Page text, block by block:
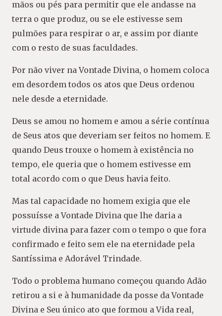
mãos ou pés para permitir que ele andasse na
terra o que produz, ou se ele estivesse sem
pulmões para respirar o ar, e assim por diante
com o resto de suas faculdades.
Por não viver na Vontade Divina, o homem coloca
em desordem todos os atos que Deus ordenou
nele desde a eternidade.
Deus se amou no homem e amou a série contínua
de Seus atos que deveriam ser feitos no homem. E
quando Deus trouxe o homem à existência no
tempo, ele queria que o homem estivesse em
total acordo com o que Deus havia feito.
Mas tal capacidade no homem exigia que ele
possuísse a Vontade Divina que lhe daria a
virtude divina para fazer com o tempo o que fora
confirmado e feito sem ele na eternidade pela
Santíssima e Adorável Trindade.
Todo o problema humano começou quando Adão
retirou a si e à humanidade da posse da Vontade
Divina e Seu único ato que formou a Vida real,